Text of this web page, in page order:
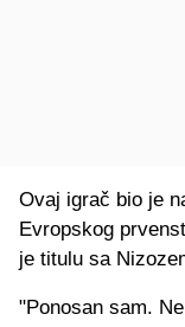
Ovaj igrač bio je
Evropskog
je titulu sa
"Ponosan sam.